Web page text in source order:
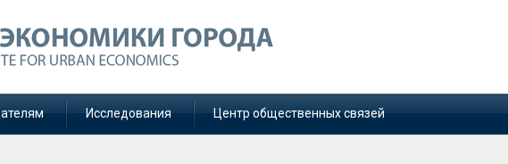
Исследования Центр общественных связей